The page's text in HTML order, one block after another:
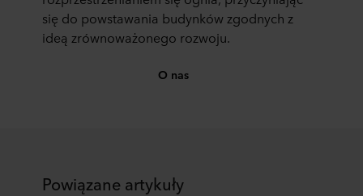
się do powstawania budynków zgodnych z
ideą zrównoważonego rozwoju.
O nas
Powiązane artykuły